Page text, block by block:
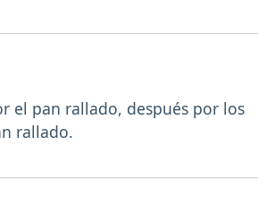
el pan rallado, después por los
rallado.